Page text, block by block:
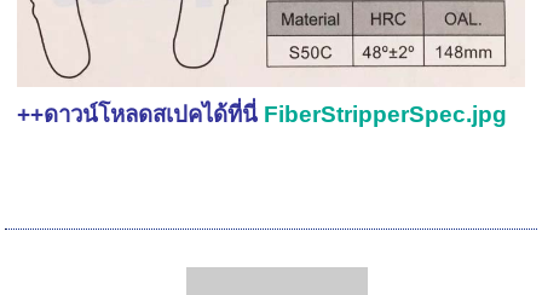
++ดาวน์โหลดสเปคได้ที่นี่ FiberStripperSpec.jpg